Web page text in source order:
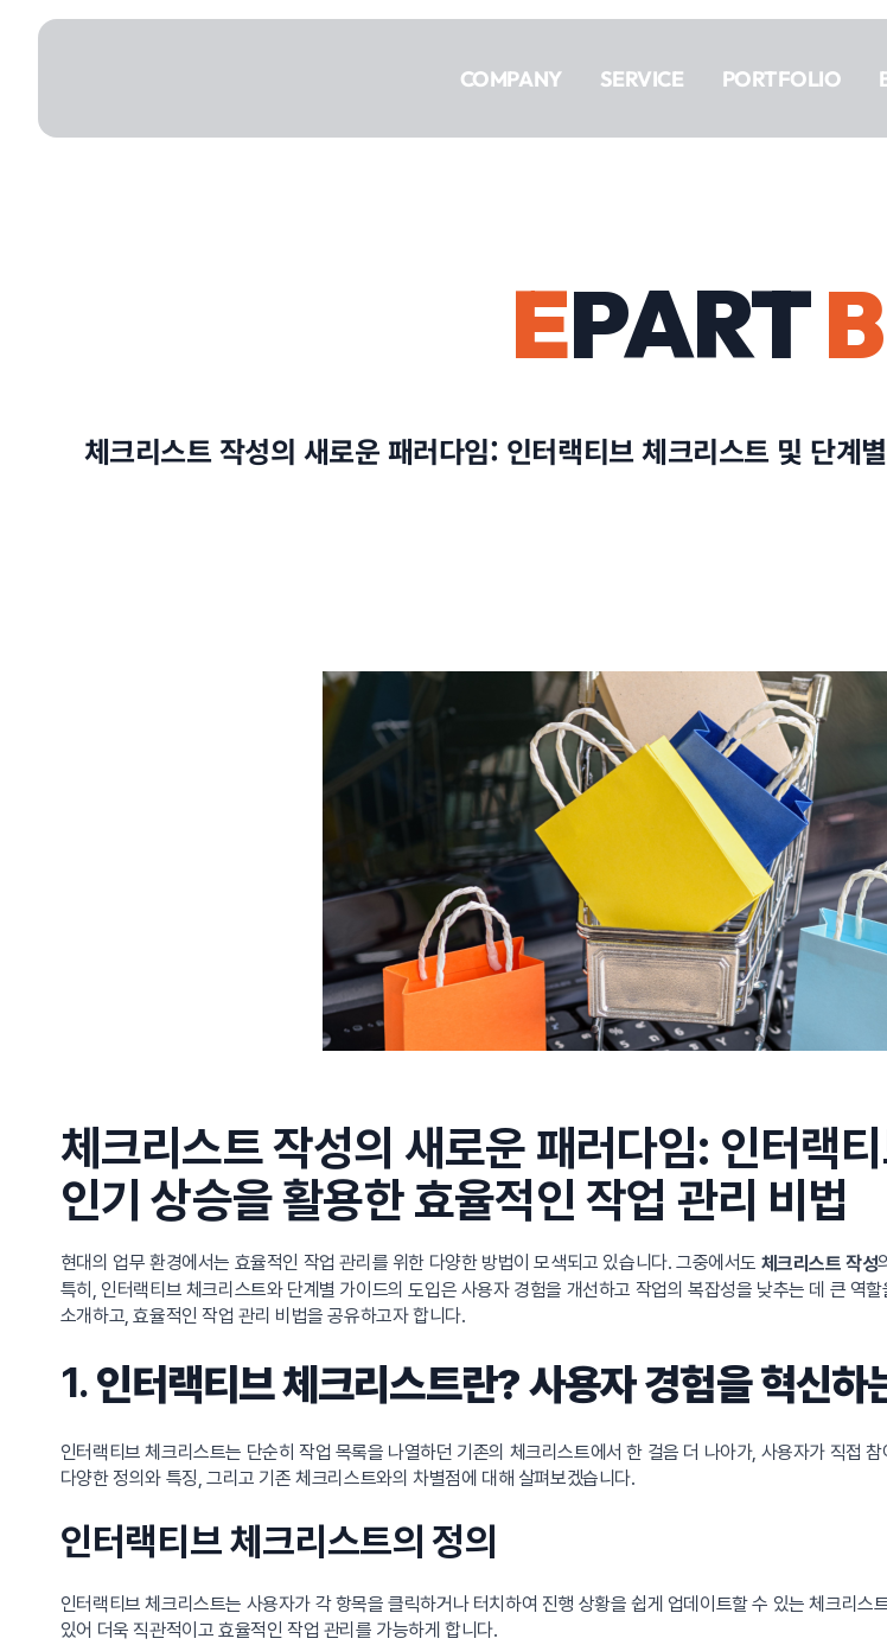
건너뛰기
COMPANY SERVICE PORTFOLIO
PORTFOLIO
EPARTB
체크리스트 작성의 새로운 패러다임: 인터랙티브 체크리스트 및 단계
체크리스트 작성의 새로운 패러다임: 인터랙
인기 상승을 활용한 효율적인 작업 관리 비법
현대의 업무 환경에서는 효율적인 작업 관리를 위한 다양한 방법이 모색되고 있습니다. 그중에서도 체크리스트 작성
특히, 인터랙티브 체크리스트와 단계별 가이드의 도입은 사용자 경험을 개선하고 작업의 복잡성을 낮추는 데 큰 역
소개하고, 효율적인 작업 관리 비법을 공유하고자 합니다.
1.인터랙티브 체크리스트란? 사용자 경험을 혁신하
인터랙티브 체크리스트는 단순히 작업 목록을 나열하던 기존의 체크리스트에서 한 걸음 더 나아가, 사용자가 직접
다양한 정의와 특징, 그리고 기존 체크리스트와의 차별점에 대해 살펴보겠습니다.
인터랙티브 체크리스트의 정의
인터랙티브 체크리스트는 사용자가 각 항목을 클릭하거나 터치하여 진행 상황을 쉽게 업데이트할 수 있는 체크리
있어 더욱 직관적이고 효율적인 작업 관리를 가능하게 합니다.